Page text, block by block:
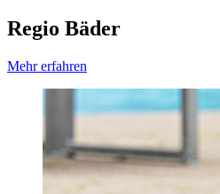
Regio Bäder
Mehr erfahren